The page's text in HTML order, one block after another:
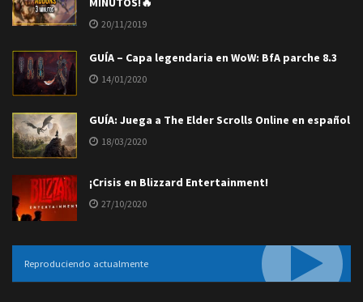
20/11/2019
GUÍA – Capa legendaria en WoW: BfA parche 8.3
14/01/2020
GUÍA: Juega a The Elder Scrolls Online en español
18/03/2020
¡Crisis en Blizzard Entertainment!
27/10/2020
Reproduciendo actualmente